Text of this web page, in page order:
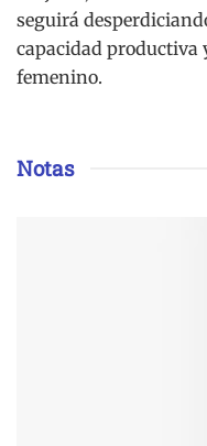
seguirá
capacidad productiva
femenino.
Notas